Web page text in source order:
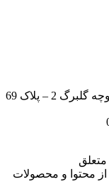
آدرس: کرج – میدان والفجر – خیابان یکتا – کوچه گلبرگ 2 – پلاک 69
و محصولات